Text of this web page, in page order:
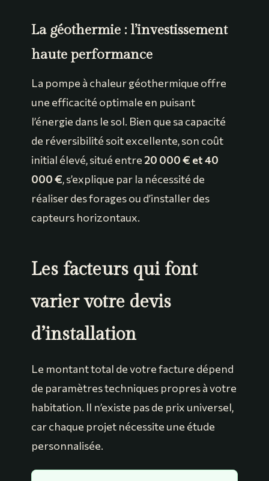
La géothermie : l’investissement
haute performance
La pompe à chaleur géothermique offre
une efficacité optimale en puisant
l’énergie dans le sol. Bien que sa capacité
de réversibilité soit excellente, son coût
initial élevé, situé entre 20 000 € et 40
000 €, s’explique par la nécessité de
réaliser des forages ou d’installer des
capteurs horizontaux.
Les facteurs qui font
varier votre devis
d’installation
Le montant total de votre facture dépend
de paramètres techniques propres à votre
habitation. Il n’existe pas de prix universel,
car chaque projet nécessite une étude
personnalisée.